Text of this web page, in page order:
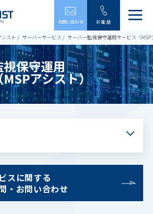
お問い合わせ お電話
メ
ュ
ー
を
開
閉
す
る
スト サーバーサービス サーバー監視保守運用サービス（
保守運用
アシスト）
スに関する
・お問い合わせ